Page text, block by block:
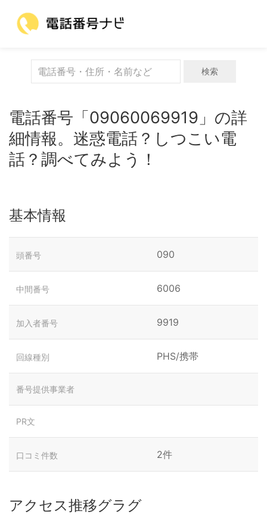
検索
電話番号「09060069919」の詳
細情報。迷惑電話？しつこい電
話？調べてみよう！
基本情報
頭番号 090
中間番号 6006
加入者番号 9919
回線種別 PHS/携帯
番号提供事業者
PR文
口コミ件数 2件
アクセス推移グラグ